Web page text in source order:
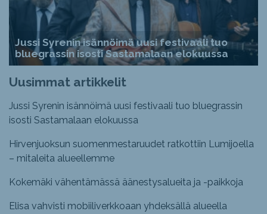
Jussi Syrenin isännöimä uusi festivaali tuo
bluegrassin isosti Sastamalaan elokuussa
Uusimmat artikkelit
Jussi Syrenin isännöimä uusi festivaali tuo bluegrassin
isosti Sastamalaan elokuussa
Hirvenjuoksun suomenmestaruudet ratkottiin Lumijoella
– mitaleita alueellemme
Kokemäki vähentämässä äänestysalueita ja -paikkoja
Elisa vahvisti mobiiliverkkoaan yhdeksällä alueella